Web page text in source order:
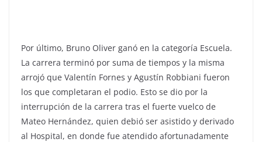
Por último, Bruno Oliver ganó en la categoría Escuela.
La carrera terminó por suma de tiempos y la misma
arrojó que Valentín Fornes y Agustín Robbiani fueron
los que completaran el podio. Esto se dio por la
interrupción de la carrera tras el fuerte vuelco de
Mateo Hernández, quien debió ser asistido y derivado
al Hospital, en donde fue atendido afortunadamente